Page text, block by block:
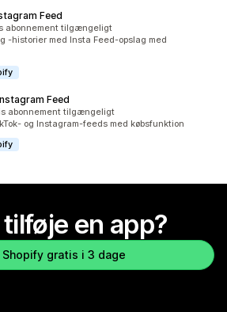
Feed
alt
abonnement tilgængeligt
-historier med Insta Feed-opslag med
Feed
i altabonnement tilgængeligt
og Instagram-feeds med købsfunktion
en app?
Shopify gratis i 3 dage